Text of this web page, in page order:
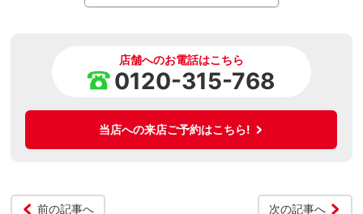
店舗へのお電話はこちら
0120-315-768
当店への来店ご予約はこちら!
前の記事へ 次の記事へ